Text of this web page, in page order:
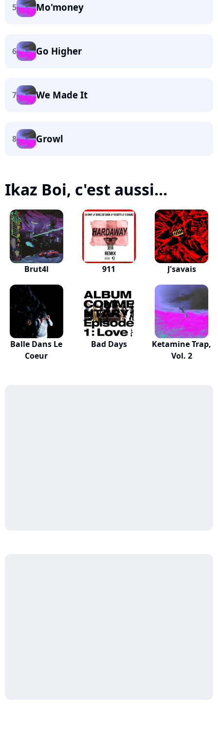
5 Mo'money
6 Go Higher
7 We Made It
8 Growl
Ikaz Boi, c'est aussi...
Brut4l 911 J'savais
Balle Dans Le
Coeur
Bad Days
Ketamine Trap,
Vol. 2